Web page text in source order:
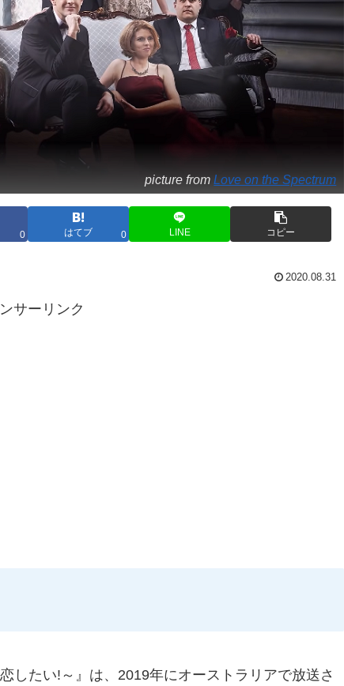
picture from Love on the Spectrum
0 はてブ 0 LINE コピー
2020.08.31
サーリンク
したい!～』は、2019年にオーストラリアで放送さ